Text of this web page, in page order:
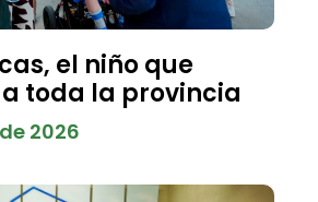
el niño que
toda la provincia
2026